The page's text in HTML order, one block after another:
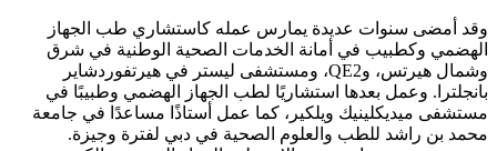
وقد أمضى سنوات عديدة يمارس عمله كاستشاري طب الجهاز
الهضمي وكطبيب في أمانة الخدمات الصحية الوطنية في شرق
وشمال هيرتس، وQE2، ومستشفى ليستر في هيرتفوردشاير
بانجلترا. وعمل بعدها استشاريًا لطب الجهاز الهضمي وطبيبًا في
مستشفى ميديكلينيك ويلكير، كما عمل أستاذًا مساعدًا في جامعة
محمد بن راشد للطب والعلوم الصحية في دبي لفترة وجيزة.